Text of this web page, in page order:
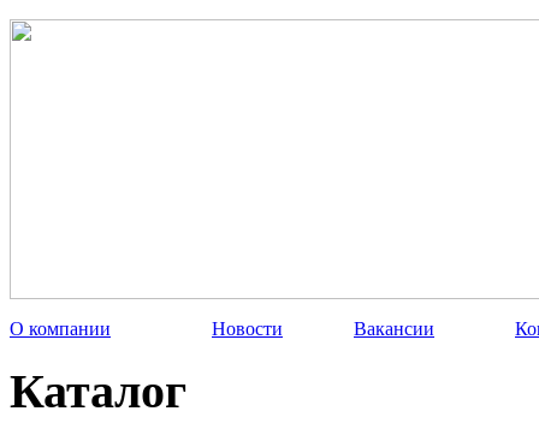
О компании Новости Вакансии
Каталог